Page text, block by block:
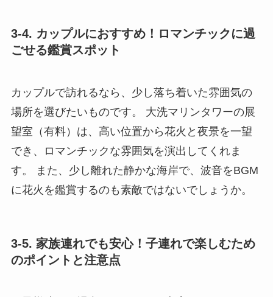
3-4. カップルにおすすめ！ロマンチックに過
ごせる鑑賞スポット
カップルで訪れるなら、少し落ち着いた雰囲気の
場所を選びたいものです。 大洗マリンタワーの展
望室（有料）は、高い位置から花火と夜景を一望
でき、ロマンチックな雰囲気を演出してくれま
す。 また、少し離れた静かな海岸で、波音をBGM
に花火を鑑賞するのも素敵ではないでしょうか。
3-5. 家族連れでも安心！子連れで楽しむため
のポイントと注意点